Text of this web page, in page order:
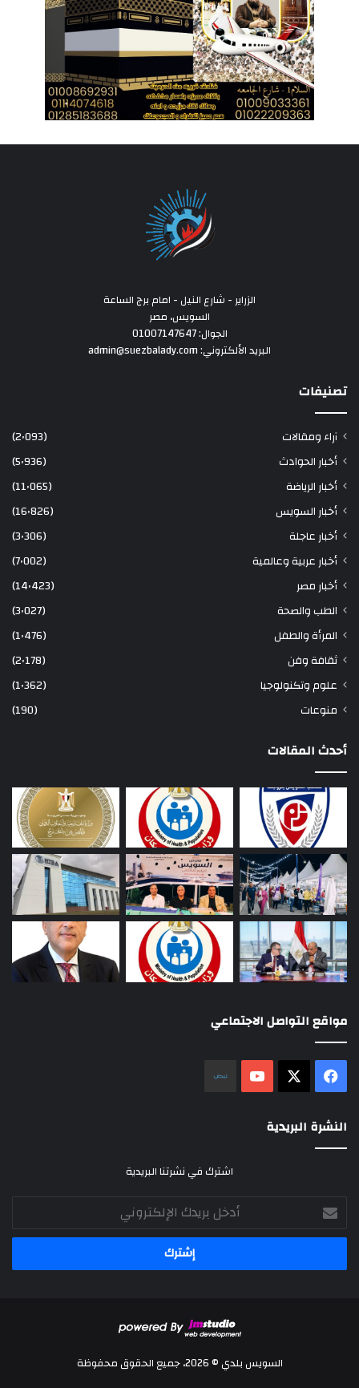
الزراير - شارع النيل - امام برج الساعة
السويس، مصر
الجوال: 01007147647
البريد الألكتروني: admin@suezbalady.com
تصنيفات
آراء ومقالات
(2٬093)
أخبار الحوادث
(5٬936)
أخبار الرياضة
(11٬065)
أخبار السويس
(16٬826)
أخبار عاجلة
(3٬306)
أخبار عربية وعالمية
(7٬002)
أخبار مصر
(14٬423)
الطب والصحة
(3٬027)
المرأة والطفل
(1٬476)
ثقافة وفن
(2٬178)
علوم وتكنولوجيا
(1٬362)
منوعات
(190)
أحدث المقالات
مواقع التواصل الاجتماعي
فيسبوك ‫YouTube
النشرة البريدية
اشترك في نشرتنا البريدية
أدخل
بريدك
الإلكتروني
السويس بلدي © 2026، جميع الحقوق محفوظة